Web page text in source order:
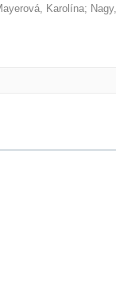
Karolína;